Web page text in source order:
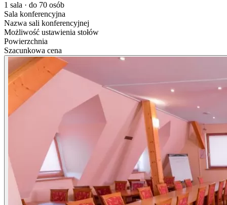
1 sala · do 70 osób
Sala konferencyjna
Nazwa sali konferencyjnej
Możliwość ustawienia stołów
Powierzchnia
Szacunkowa cena